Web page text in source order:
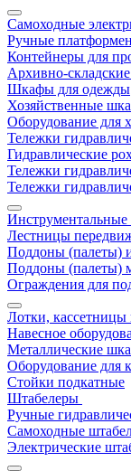
Самоходные
Ручные
Контейнеры для
Архивно-
Шкафы для одежды
Хозяйственные
Оборудование для
Тележки
Гидравлические
Тележки
Тележки
Инструментальные
Лестницы
Поддоны (палеты)
Поддоны (палеты)
Ограждения для
Лотки,
Навесное
Металлические
Оборудование для
Стойки подкатные
Штабелеры
Ручные
Самоходные
Электрические